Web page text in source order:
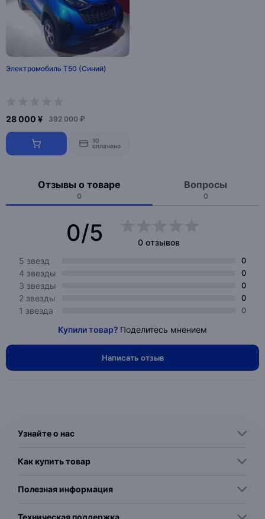
Электромобиль Т50 (Синий)
28 000 ¥ 392 000 ₽
10
оплачено
Отзывы о товаре
0
Вопросы
0
0/5
0 отзывов
5 звезд
0
4 звезды 0
3 звезды 0
2 звезды 0
1 звезда 0
Купили товар? Поделитесь мнением
Написать отзыв
Узнайте о нас
Как купить товар
Полезная информация
Техническая поддержка